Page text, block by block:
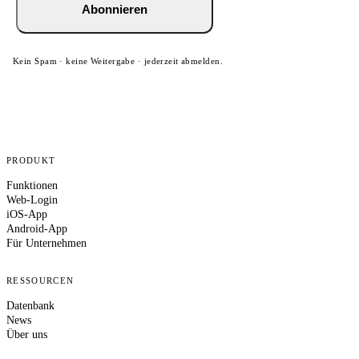
Abonnieren
Kein Spam · keine Weitergabe · jederzeit abmelden.
PRODUKT
Funktionen
Web-Login
iOS-App
Android-App
Für Unternehmen
RESSOURCEN
Datenbank
News
Über uns